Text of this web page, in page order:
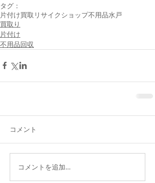
タグ：
片付け買取 リサイクショップ不用品水戸
買取り
片付け
不用品回収
コメント
コメントを追加…